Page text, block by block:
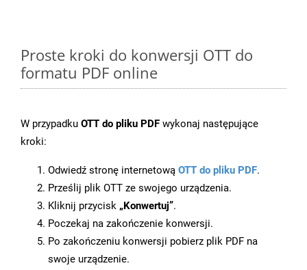
Proste kroki do konwersji OTT do
formatu PDF online
W przypadku OTT do pliku PDF wykonaj następujące
kroki:
Odwiedź stronę internetową OTT do pliku PDF.
Prześlij plik OTT ze swojego urządzenia.
Kliknij przycisk „Konwertuj”.
Poczekaj na zakończenie konwersji.
Po zakończeniu konwersji pobierz plik PDF na
swoje urządzenie.